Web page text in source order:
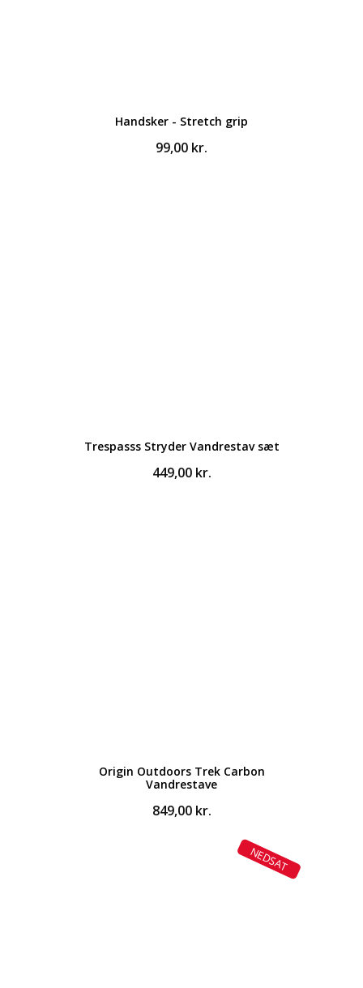
Handsker - Stretch grip
99,00 kr.
Trespasss Stryder Vandrestav sæt
449,00 kr.
Origin Outdoors Trek Carbon
Vandrestave
849,00 kr.
NEDSAT